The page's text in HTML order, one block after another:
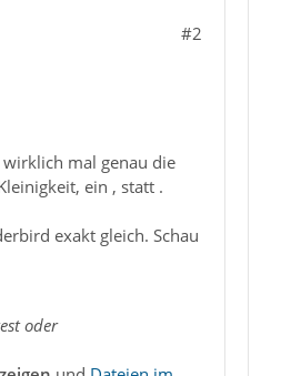
#2
mal genau die
ein , statt .
exakt gleich. Schau
oder